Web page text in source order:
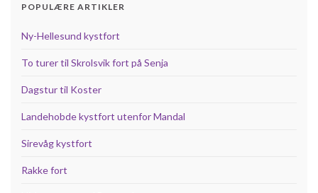
POPULÆRE ARTIKLER
Ny-Hellesund kystfort
To turer til Skrolsvik fort på Senja
Dagstur til Koster
Landehobde kystfort utenfor Mandal
Sirevåg kystfort
Rakke fort